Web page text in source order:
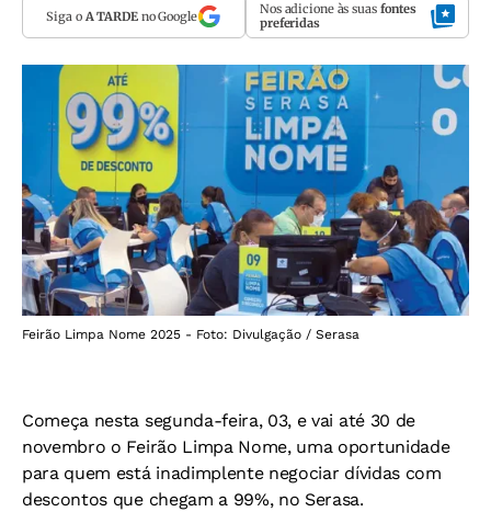
Siga o A TARDEno Google Nos adicione às suas fontes
preferidas
Feirão Limpa Nome 2025 - Foto: Divulgação / Serasa
Começa nesta segunda-feira, 03, e vai até 30 de
novembro o Feirão Limpa Nome, uma oportunidade
para quem está inadimplente negociar dívidas com
descontos que chegam a 99%, no Serasa.